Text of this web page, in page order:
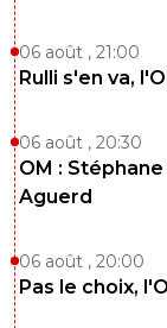
06 août , 21:00
Rulli s'en va,
06 août , 20:30
OM :
Aguerd
06 août , 20:00
Pas le choix,